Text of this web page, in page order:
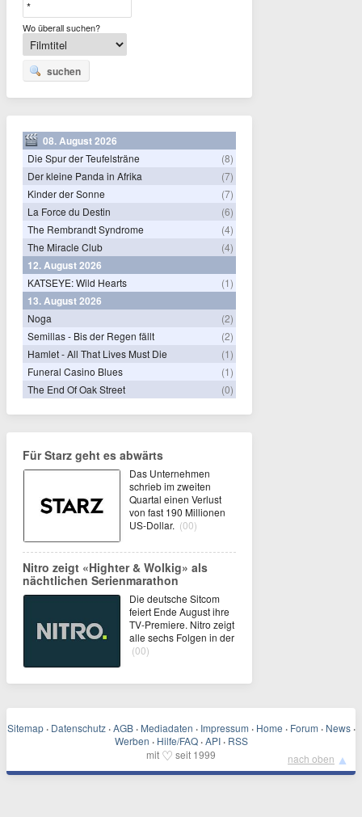
Wo überall suchen?
suchen
08. August 2026
Die Spur der Teufelsträne
(8)
Der kleine Panda in Afrika
(7)
Kinder der Sonne
(7)
La Force du Destin
(6)
The Rembrandt Syndrome
(4)
The Miracle Club
(4)
12. August 2026
KATSEYE: Wild Hearts (1)
13. August 2026
Noga
(2)
Semillas - Bis der Regen fällt
(2)
Hamlet - All That Lives Must Die
(1)
Funeral Casino Blues
(1)
The End Of Oak Street
(0)
Für Starz geht es abwärts
Das Unternehmen
schrieb im zweiten
Quartal einen Verlust
von fast 190 Millionen
US-Dollar. (00)
Nitro zeigt «Highter & Wolkig» als
nächtlichen Serienmarathon
Die deutsche Sitcom
feiert Ende August ihre
TV-Premiere. Nitro zeigt
alle sechs Folgen in der
(00)
Sitemap · Datenschutz · AGB · Mediadaten · Impressum · Home · Forum · News ·
Werben · Hilfe/FAQ · API · RSS
mit ♡ seit 1999 nach oben ▲